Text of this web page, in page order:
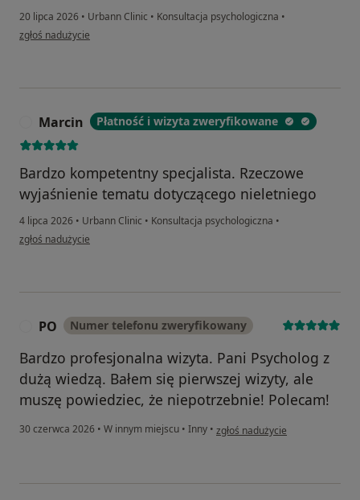
20 lipca 2026 • Urbann Clinic • Konsultacja psychologiczna •
w opinii użytkownika Igor Bałys
zgłoś nadużycie
Marcin Płatność i wizyta zweryfikowane
Bardzo kompetentny specjalista. Rzeczowe
wyjaśnienie tematu dotyczącego nieletniego
4 lipca 2026 • Urbann Clinic • Konsultacja psychologiczna •
w opinii użytkownika Marcin
zgłoś nadużycie
PO Numer telefonu zweryfikowany
Bardzo profesjonalna wizyta. Pani Psycholog z
dużą wiedzą. Bałem się pierwszej wizyty, ale
muszę powiedziec, że niepotrzebnie! Polecam!
30 czerwca 2026 • W innym miejscu • Inny • w opinii użytkownika PO
zgłoś nadużycie